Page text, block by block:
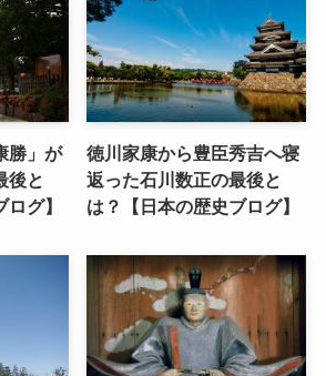
勝」が
後と
グ】
徳川家康から豊臣秀吉へ寝
返った石川数正の最後と
は？【日本の歴史ブログ】